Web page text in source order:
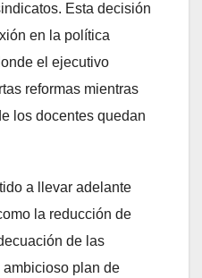
Esta decisión
en la política
el ejecutivo
reformas mientras
los docentes quedan
a llevar adelante
la reducción de
de las
plan de